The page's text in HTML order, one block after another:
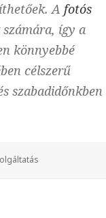
A fotós
így a
könnyebbé
célszerű
szabadidőnkben